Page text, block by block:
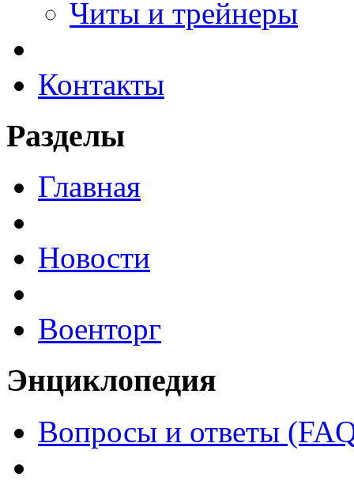
Читы и трейнеры
Контакты
Разделы
Главная
Новости
Военторг
Энциклопедия
Вопросы и ответы